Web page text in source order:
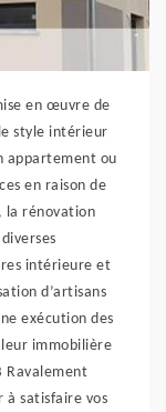
en œuvre de
style intérieur
appartement ou
en raison de
la rénovation
intérieure et
d’artisans
exécution des
immobilière
Ravalement
à satisfaire vos